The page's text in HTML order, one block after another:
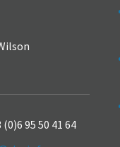
(0)6 95 50 41 64